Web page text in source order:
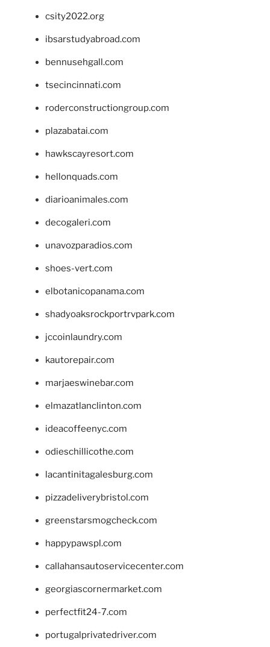
csity2022.org
ibsarstudyabroad.com
bennusehgall.com
tsecincinnati.com
roderconstructiongroup.com
plazabatai.com
hawkscayresort.com
hellonquads.com
diarioanimales.com
decogaleri.com
unavozparadios.com
shoes-vert.com
elbotanicopanama.com
shadyoaksrockportrvpark.com
jccoinlaundry.com
kautorepair.com
marjaeswinebar.com
elmazatlanclinton.com
ideacoffeenyc.com
odieschillicothe.com
lacantinitagalesburg.com
pizzadeliverybristol.com
greenstarsmogcheck.com
happypawspl.com
callahansautoservicecenter.com
georgiascornermarket.com
perfectfit24-7.com
portugalprivatedriver.com